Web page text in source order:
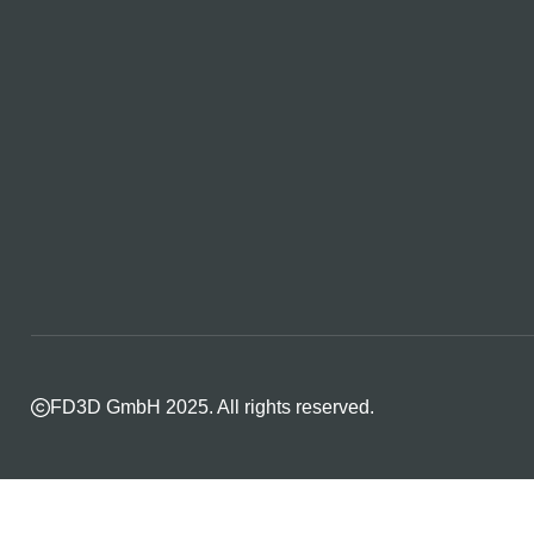
FD3D GmbH 2025. All rights reserved.